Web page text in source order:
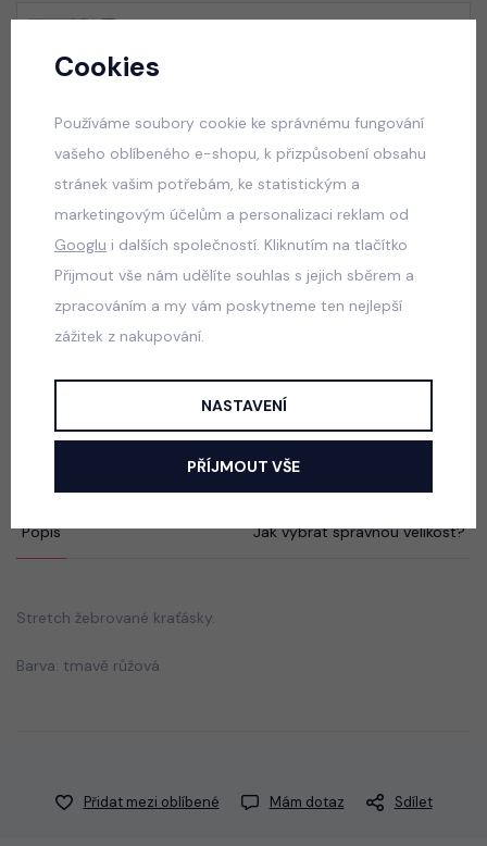
skladem
Squishy dumplings LIFE letní set
skladem
100 Kč
Dumpling kraťasy ERA černé
50 Kč
Popis Jak vybrat správnou velikost?
Stretch žebrované kraťásky.
Barva: tmavě růžová
Přidat mezi oblíbené Mám dotaz Sdílet
Cookies
Používáme soubory cookie ke správnému fungování
vašeho oblíbeného e-shopu, k přizpůsobení obsahu
stránek vašim potřebám, ke statistickým a
marketingovým účelům a personalizaci reklam od
Googlu i dalších společností. Kliknutím na tlačítko
Přijmout vše nám udělíte souhlas s jejich sběrem a
zpracováním a my vám poskytneme ten nejlepší
zážitek z nakupování.
NASTAVENÍ
PŘÍJMOUT VŠE